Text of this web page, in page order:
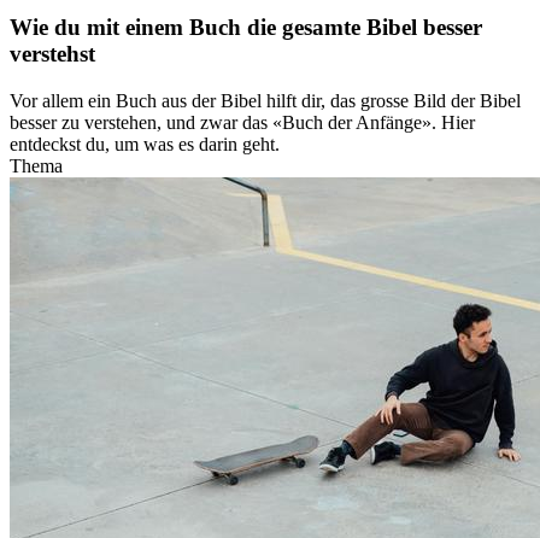
Wie du mit einem Buch die gesamte Bibel besser
verstehst
Vor allem ein Buch aus der Bibel hilft dir, das grosse Bild der Bibel
besser zu verstehen, und zwar das «Buch der Anfänge». Hier
entdeckst du, um was es darin geht.
Thema